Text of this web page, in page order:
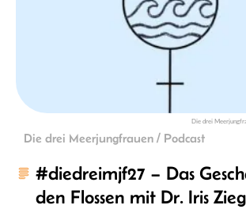
Die drei
Die drei Meerjungfrauen / Podcast
#diedreimjf27 – Das
den Flossen mit Dr. Iris